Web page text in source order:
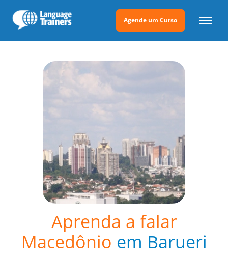
Agende um Curso
Aprenda a falar
Macedônio em Barueri